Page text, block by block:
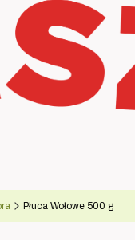
Płuca Wołowe 500 g